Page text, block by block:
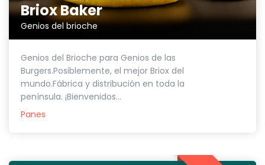
Briox Baker
Genios del brioche
Genios del Brioche para Genios de las
Burgers.Posiblemente, el mejor Briox del
mundo.Fábrica y distribución en toda la
península. ¡Bienvenidos...
Panes